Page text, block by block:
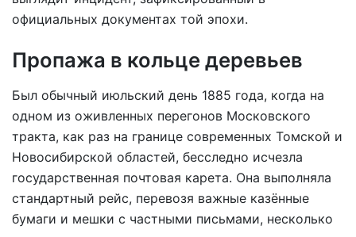
официальных документах той эпохи.
Пропажа в кольце деревьев
Был обычный июльский день 1885 года, когда на
одном из оживленных перегонов Московского
тракта, как раз на границе современных Томской и
Новосибирской областей, бесследно исчезла
государственная почтовая карета. Она выполняла
стандартный рейс, перевозя важные казённые
бумаги и мешки с частными письмами, несколько